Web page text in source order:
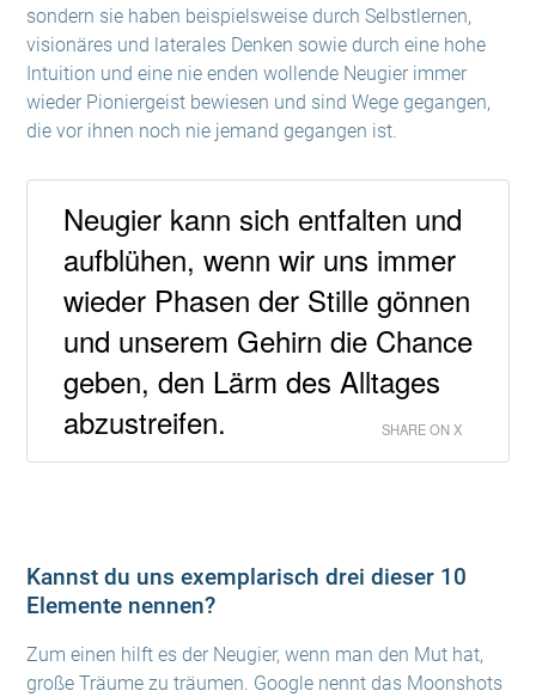
sondern sie haben beispielsweise durch Selbstlernen,
visionäres und laterales Denken sowie durch eine hohe
Intuition und eine nie enden wollende Neugier immer
wieder Pioniergeist bewiesen und sind Wege gegangen,
die vor ihnen noch nie jemand gegangen ist.
Neugier kann sich entfalten und
aufblühen, wenn wir uns immer
wieder Phasen der Stille gönnen
und unserem Gehirn die Chance
geben, den Lärm des Alltages
abzustreifen.
SHARE ON X
Kannst du uns exemplarisch drei dieser 10
Elemente nennen?
Zum einen hilft es der Neugier, wenn man den Mut hat,
große Träume zu träumen. Google nennt das Moonshots